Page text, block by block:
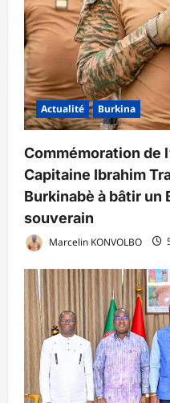
Actualité Burkina
Commémoration de
Capitaine Ibrahim
Burkinabè à bâtir un
souverain
Marcelin KONVOLBO